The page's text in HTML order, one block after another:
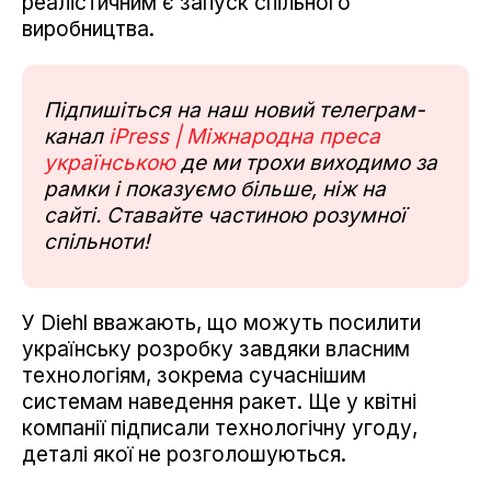
виробництва.
Підпишіться на наш новий телеграм-
канал iPress | Міжнародна преса
українськоюде ми трохи виходимо за
рамки і показуємо більше, ніж на
сайті. Ставайте частиною розумної
спільноти!
У Diehl вважають, що можуть посилити
українську розробку завдяки власним
технологіям, зокрема сучаснішим
системам наведення ракет. Ще у квітні
компанії підписали технологічну угоду,
деталі якої не розголошуються.